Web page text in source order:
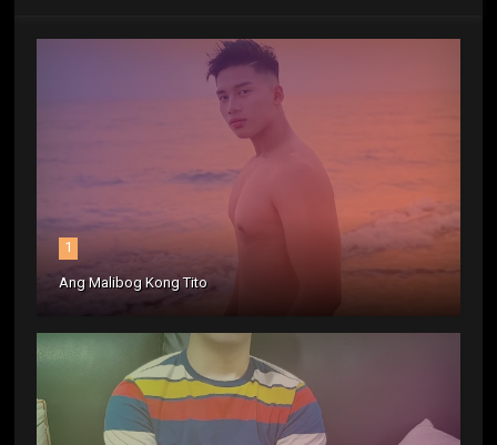
1
Ang Malibog Kong Tito